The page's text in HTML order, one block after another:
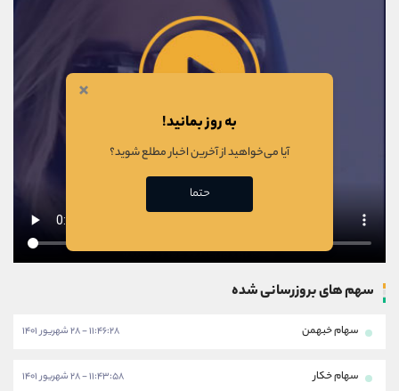
سهم های بروزرسانی شده
سهام خبهمن ۱۱:۴۶:۲۸ - ۲۸ شهریور ۱۴۰۱
سهام خکار ۱۱:۴۳:۵۸ - ۲۸ شهریور ۱۴۰۱
×
به روز بمانید!
آیا می‌خواهید از آخرین اخبار مطلع شوید؟
حتما